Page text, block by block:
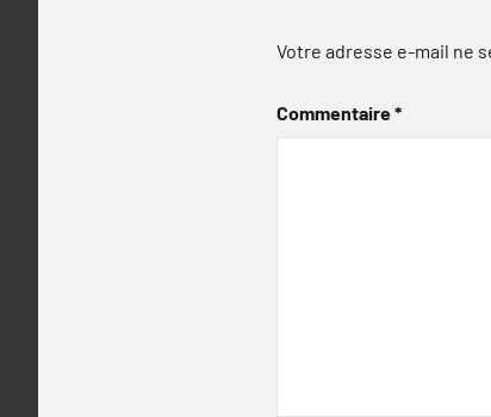
Votre adresse e-mail ne
Commentaire*